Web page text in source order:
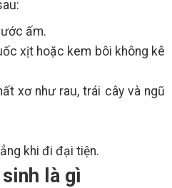
ấm.
xịt hoặc kem bôi không kê
xơ như rau, trái cây và ngũ
khi đi đại tiện.
là gì